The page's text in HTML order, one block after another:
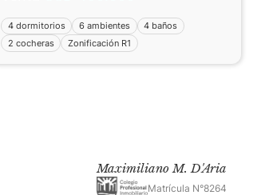
4 dormitorios 6 ambientes
4 baños
2 cocheras
Zonificación R1
Maximiliano M. D'Aria
Matrícula N°8264